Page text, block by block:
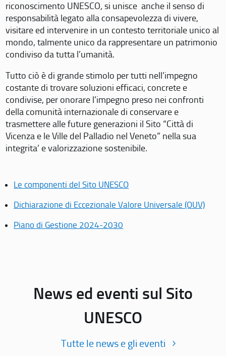
riconoscimento UNESCO, si unisce anche il senso di
responsabilità legato alla consapevolezza di vivere,
visitare ed intervenire in un contesto territoriale unico al
mondo, talmente unico da rappresentare un patrimonio
condiviso da tutta l’umanità.
Tutto ciò è di grande stimolo per tutti nell’impegno
costante di trovare soluzioni efficaci, concrete e
condivise, per onorare l’impegno preso nei confronti
della comunità internazionale di conservare e
trasmettere alle future generazioni il Sito “Città di
Vicenza e le Ville del Palladio nel Veneto” nella sua
integrita’ e valorizzazione sostenibile.
Le componenti del Sito UNESCO
Dichiarazione di Eccezionale Valore Universale (OUV)
Piano di Gestione 2024-2030
News ed eventi sul Sito
UNESCO
Tutte le news e gli eventi